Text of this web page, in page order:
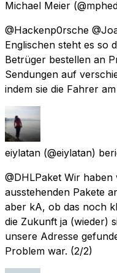
Michael Meier
@Hackenp0rsche
Englischen steht es so
Betrüger bestellen an
Sendungen auf
indem sie die Fahrer
eiylatan (@eiylatan)
@DHLPaket Wir
ausstehenden Pakete
aber kA, ob das noch
die Zukunft ja (wieder)
unsere Adresse
Problem war. (2/2)